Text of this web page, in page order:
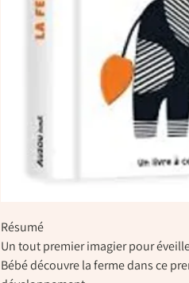
Résumé
Un tout premier imagier pour
Bébé découvre la ferme dans ce